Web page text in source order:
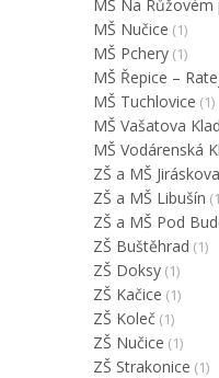
MŠ Na Růžovém
MŠ Nučice (1)
MŠ Pchery (1)
MŠ Řepice –
MŠ Tuchlovice (1)
MŠ Vašatova
MŠ Vodárenská
ZŠ a MŠ Jiráskova
ZŠ a MŠ Libušín
ZŠ a MŠ Pod
ZŠ Buštěhrad (1)
ZŠ Doksy (1)
ZŠ Kačice (1)
ZŠ Koleč (1)
ZŠ Nučice (1)
ZŠ Strakonice (1)